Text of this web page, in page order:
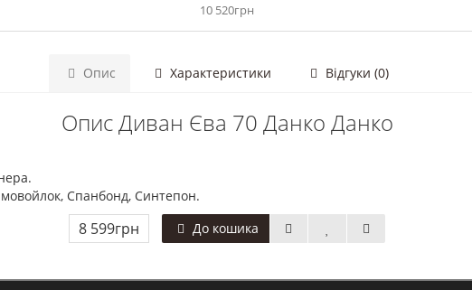
10 520грн
Опис Характеристики Відгуки (0)
Опис Диван Єва 70 Данко Данко
Спанбонд, Синтепон.
8 599грн До кошика